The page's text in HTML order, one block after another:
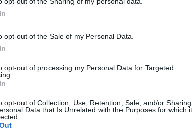
opt-out of the Sale of my Personal Data.
opt-out of processing my Personal Data for Targeted
opt-out of Collection, Use, Retention, Sale, and/or Sharing
Data that Is Unrelated with the Purposes for which it
του ουροποιητικού συστήματος
και αντι-ιικές ιδιότητες